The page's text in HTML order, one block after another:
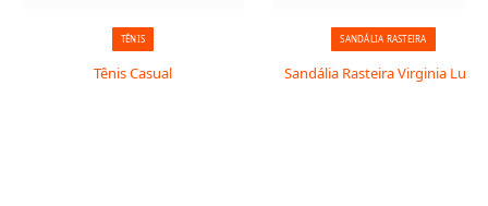
TÊNIS
Tênis Casual
SANDÁLIA RASTEIRA
Sandália Rasteira Virginia Luxo